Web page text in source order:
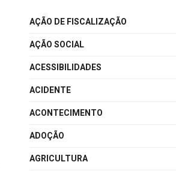
AÇÃO DE FISCALIZAÇÃO
AÇÃO SOCIAL
ACESSIBILIDADES
ACIDENTE
ACONTECIMENTO
ADOÇÃO
AGRICULTURA